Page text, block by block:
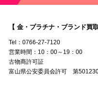
【 金・プラチナ・ブランド買
Tel：0766-27-7120
営業時間：10：00～19：00
古物商許可証
富山県公安委員会許可 第